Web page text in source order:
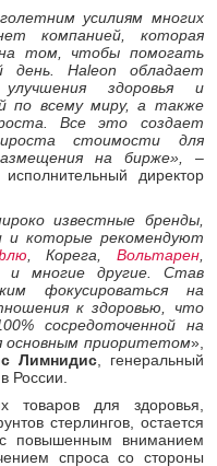
усилиям многих
компанией, которая
на том, чтобы помогать
Haleon обладает
здоровья и
по всему миру, а также
Все это создает
стоимости для
на бирже», –
исполнительный директор
известные бренды,
и которые рекомендуют
,Корега, Вольтарен,
многие другие. Став
фокусироваться на
к здоровью, что
сосредоточенной на
основным приоритетом»,
Лимнидис, генеральный
России.
товаров для здоровья,
стерлингов, остается
повышенным вниманием
спроса со стороны